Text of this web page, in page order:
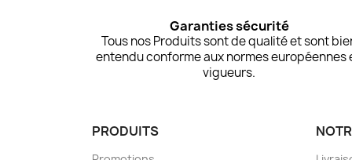
Garanties sécurité
Tous nos Produits sont de qualité et sont
entendu conforme aux normes européennes
vigueurs.
PRODUITS